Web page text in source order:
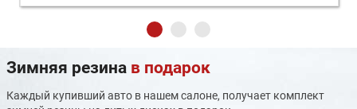
пассажира в 4-х направлениях
Обогрев сиденья водителя
Мультифункциональный руль с отделкой из экокожи
Центральный подлокотник
Подлокотник для пассажиров 2 ряда
Зимняя резина в подарок
Каждый купивший авто в нашем салоне, получает комплект